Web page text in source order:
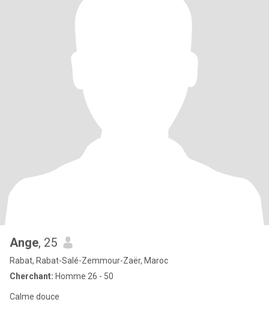
Ange, 25
Rabat, Rabat-Salé-Zemmour-Zaër, Maroc
Cherchant: Homme 26 - 50
Calme douce